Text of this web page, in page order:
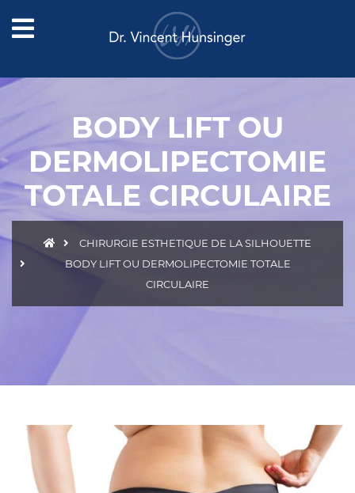
BODY LIFT OU
DERMOLIPECTOMIE
TOTALE CIRCULAIRE
CHIRURGIE ESTHETIQUE DE LA SILHOUETTE
BODY LIFT OU DERMOLIPECTOMIE TOTALE
CIRCULAIRE